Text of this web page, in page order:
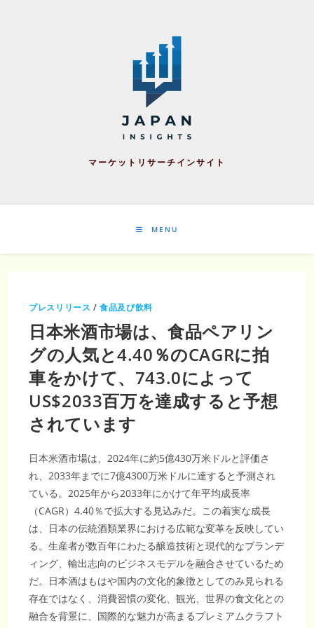
マーケットリサーチインサイト
MENU
プレスリリース /食品及び飲料
日本米酒市場は、食品ペアリン
グの人気と4.40％のCAGRに拍
車をかけて、743.0によって
US$2033百万を達成すると予想
されています
日本米酒市場は、2024年に約5億430万米ドルと評価さ
れ、2033年までに7億4300万米ドルに達すると予測され
ている。2025年から2033年にかけて年平均成長率
（CAGR）4.40％で拡大する見込みだ。この着実な成長
は、日本の伝統酒類業界における広範な変革を反映してい
る。生産者が数百年にわたる醸造技術と現代的なブランデ
ィング、輸出志向のビジネスモデルを融合させているため
だ。日本酒はもはや国内の文化的象徴としてのみ見られる
存在ではなく、消費習慣の変化、観光、世界の食文化との
融合を背景に、国際的な魅力が高まるプレミアムクラフト